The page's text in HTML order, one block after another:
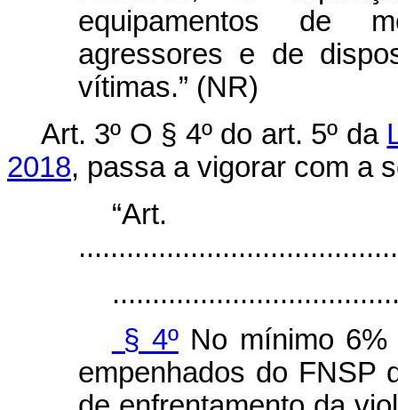
equipamentos de
agressores e de
vítimas.” (NR)
Art. 3º O § 4º do art. 5º da
2018, passa a vigorar com a
§ 4º No mínimo
empenhados do FNSP